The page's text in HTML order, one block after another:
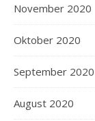
November 2020
Oktober 2020
September 2020
August 2020